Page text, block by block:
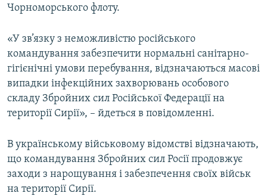
Чорноморського флоту.
«У зв’язку з неможливістю російського
командування забезпечити нормальні санітарно-
гігієнічні умови перебування, відзначаються масові
випадки інфекційних захворювань особового
складу Збройних сил Російської Федерації на
території Сирії», – йдеться в повідомленні.
В українському військовому відомстві відзначають,
що командування Збройних сил Росії продовжує
заходи з нарощування і забезпечення своїх військ
на території Сирії.